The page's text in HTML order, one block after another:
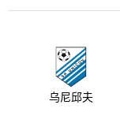
乌尼邱夫